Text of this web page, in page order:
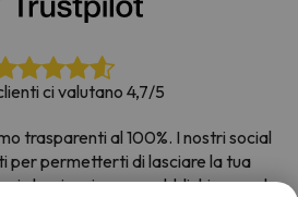
ci valutano 4,7/5
trasparenti al 100%. I nostri social
per permetterti di lasciare la tua
che riceviamo e pubblichiamo sul